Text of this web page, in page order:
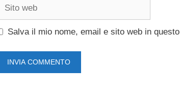
Sito
Salva il mio nome, email e sito web in